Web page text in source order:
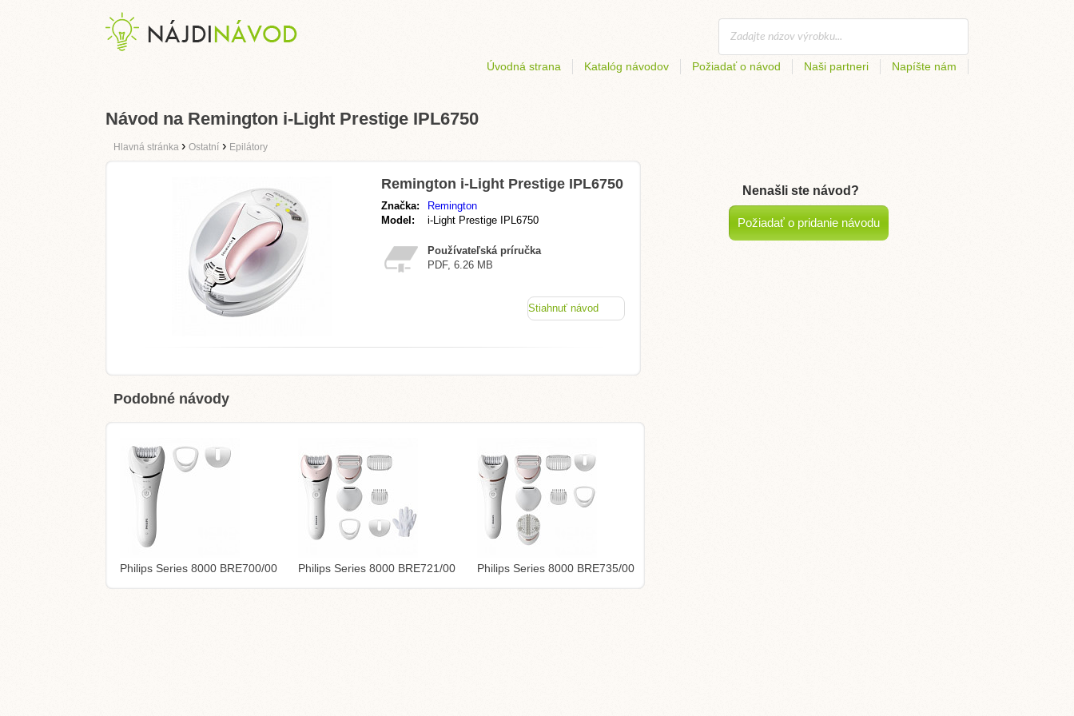
Úvodná strana Katalóg návodov Požiadať o návod Naši partneri Napíšte nám
Návod na Remington i-Light Prestige IPL6750
Hlavná stránka › Ostatní › Epilátory
Remington i-Light Prestige IPL6750
Značka:
Remington
Model:
i-Light Prestige IPL6750
Používateľská príručka
PDF, 6.26 MB
Stiahnuť návod
Podobné návody
Philips Series 8000 BRE700/00 Philips Series 8000 BRE721/00 Philips Series 8000 BRE735/00
Nenašli ste návod?
Požiadať o pridanie návodu